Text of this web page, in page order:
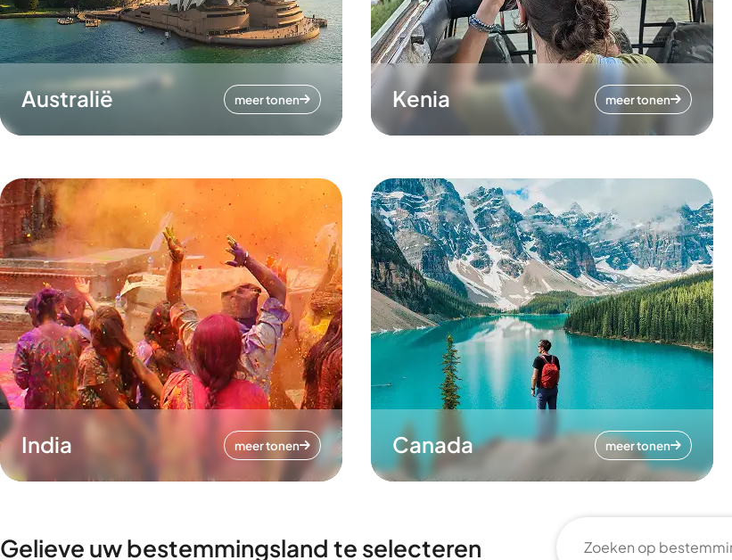
Australië meer tonen Kenia meer tonen
India meer tonen Canada meer tonen
Gelieve uw bestemmingsland te selecteren